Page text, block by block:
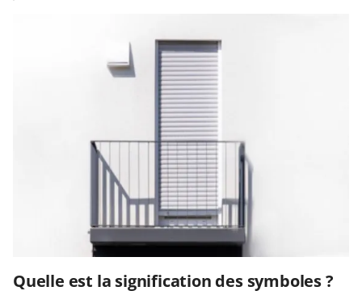
Quelle est la signification des symboles ?